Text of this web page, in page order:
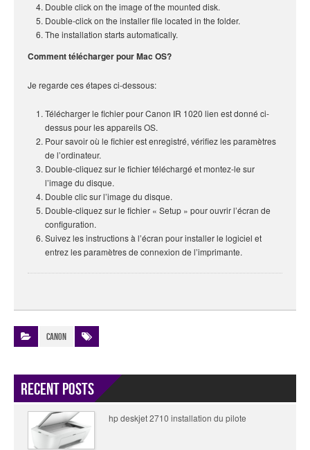
Double click on the image of the mounted disk.
Double-click on the installer file located in the folder.
The installation starts automatically.
Comment télécharger pour Mac OS?
Je regarde ces étapes ci-dessous:
Télécharger le fichier pour Canon IR 1020 lien estdonné ci-
dessus pour les appareils OS.
Pour savoir où le fichier est enregistré, vérifiez les paramètres
de l’ordinateur.
Double-cliquez sur le fichier téléchargé et montez-le sur
l’image du disque.
Double clic sur l’image du disque.
Double-cliquez sur le fichier « Setup » pour ouvrir l’écran de
configuration.
Suivez les instructions à l’écran pour installer le logiciel et
entrez les paramètres de connexion de l’imprimante.
Canon
Recent Posts
hp deskjet 2710 installation du pilote